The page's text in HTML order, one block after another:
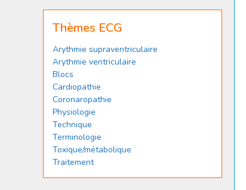
Thèmes ECG
Arythmie supraventriculaire
Arythmie ventriculaire
Blocs
Cardiopathie
Coronaropathie
Physiologie
Technique
Terminologie
Toxique/métabolique
Traitement